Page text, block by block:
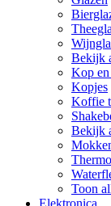
Bekijk
Kop en
Kopjes
Koffie
Bekijk
Thermo
Toon
Elektronica